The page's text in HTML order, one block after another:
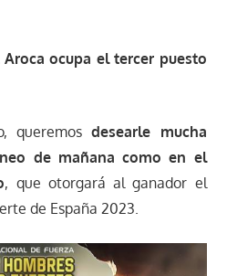
Aroca ocupa el tercer puesto
queremosdesearle mucha
de mañana como en el
, que otorgará al ganador el
de España 2023.